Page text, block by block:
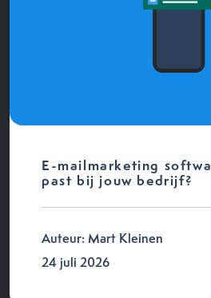
E-mailmarketing
past bij jouw bedrijf?
Auteur: Mart Kleinen
24 juli 2026